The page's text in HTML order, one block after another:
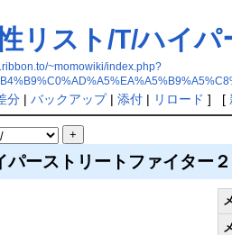
リスト/T/ハイ
~momowiki/index.php?
分| バックアップ| 添付| リロード ] [
パーストリートファイター